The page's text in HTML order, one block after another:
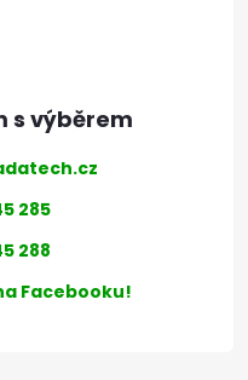
285
288
Facebooku!